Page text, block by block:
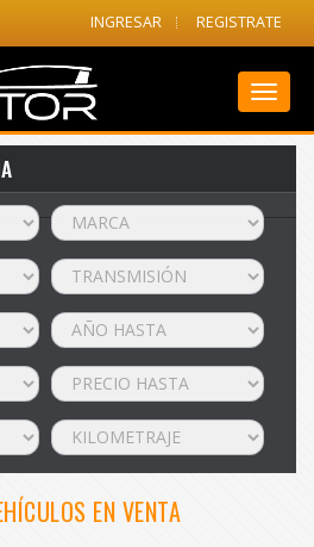
INGRESAR REGISTRATE
EN VENTA